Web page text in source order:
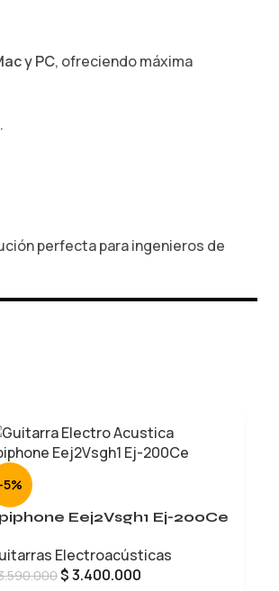
y PC, ofreciendo máxima
perfecta para ingenieros de
-5%
Eej2Vsgh1 Ej-200Ce
Electroacústicas
$3.400.000